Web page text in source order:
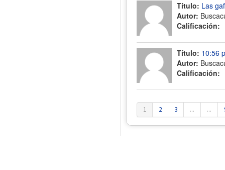
Título: Las
Autor:
Calificación:
Título: 10:56
Autor:
Calificación:
1 2 3 ... ...